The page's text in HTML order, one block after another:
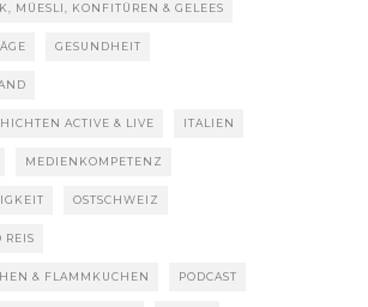
MÜESLI, KONFITÜREN & GELEES
GESUNDHEIT
ACTIVE & LIVE ITALIEN
MEDIENKOMPETENZ
OSTSCHWEIZ
REIS
& FLAMMKUCHEN PODCAST